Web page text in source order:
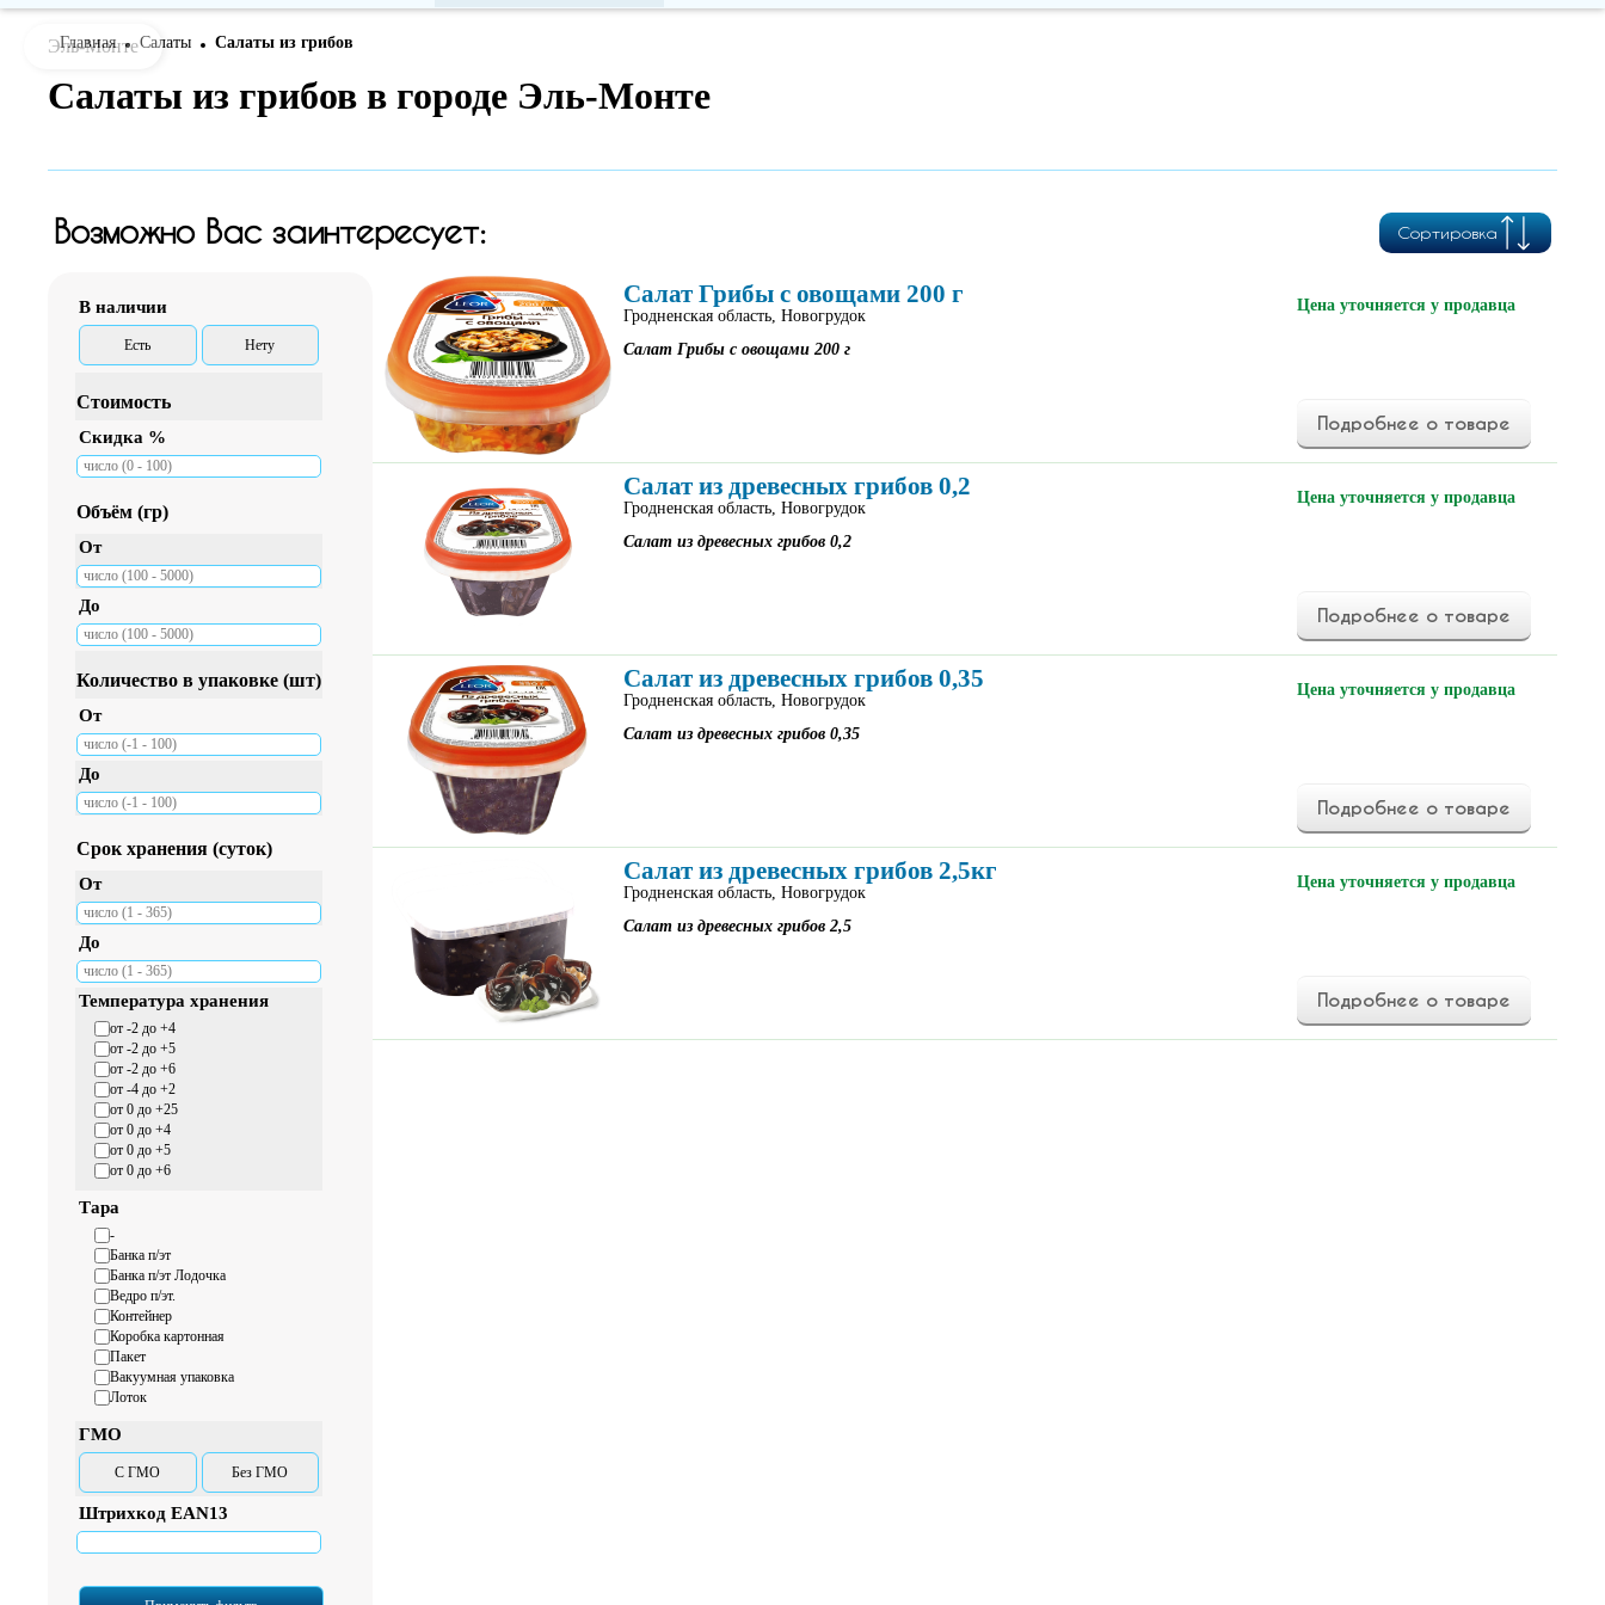
Эль-Монте
Bread
-
(Обратная
навигация
по
Главная Салаты Салаты из грибов
Салаты из грибов в городе Эль-Монте
Возможно Вас заинтересует: Сортировка
В наличии
Есть Нету
Стоимость
Скидка %
Объём (гр)
От
До
Количество в упаковке (шт)
От
До
Срок хранения (суток)
От
До
Температура хранения
от -2 до +4
от -2 до +5
от -2 до +6
от -4 до +2
от 0 до +25
от 0 до +4
от 0 до +5
от 0 до +6
Тара
-
Банка п/эт
Банка п/эт Лодочка
Ведро п/эт.
Контейнер
Коробка картонная
Пакет
Вакуумная упаковка
Лоток
ГМО
С ГМО Без ГМО
Штрихкод EAN13
Салат Грибы с овощами 200 г
Гродненская область, Новогрудок
Салат Грибы с овощами 200 г
Цена уточняется у продавца
Подробнее о товаре
Салат из древесных грибов 0,2
Гродненская область, Новогрудок
Салат из древесных грибов 0,2
Цена уточняется у продавца
Подробнее о товаре
Салат из древесных грибов 0,35
Гродненская область, Новогрудок
Салат из древесных грибов 0,35
Цена уточняется у продавца
Подробнее о товаре
Салат из древесных грибов 2,5кг
Гродненская область, Новогрудок
Салат из древесных грибов 2,5
Цена уточняется у продавца
Подробнее о товаре